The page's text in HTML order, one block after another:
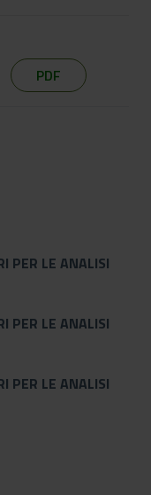
PDF
PER LE ANALISI
PER LE ANALISI
PER LE ANALISI